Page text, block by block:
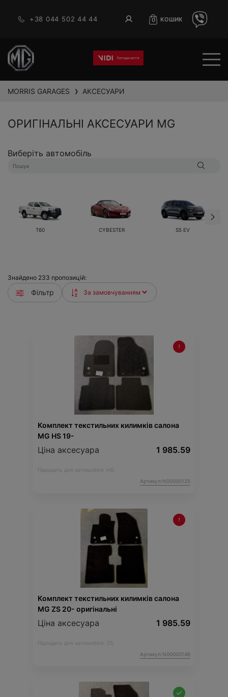
+38 044 502 44 44 0 КОШИК
MORRIS GARAGES ❯ АКСЕСУАРИ
ОРИГІНАЛЬНІ АКСЕСУАРИ MG
Виберіть автомобіль
T60 CYBESTER S5 EV
Знайдено 233 пропозицій:
Фільтр
Комплект текстильних килимків салона
MG HS 19-
Ціна аксесуара 1 985.59
Підходить для автомобіля :HS;
Артикул:N00000125
Комплект текстильних килимків салона
MG ZS 20- оригінальні
Ціна аксесуара 1 985.59
Підходить для автомобіля : ZS;
Артикул:N00000146